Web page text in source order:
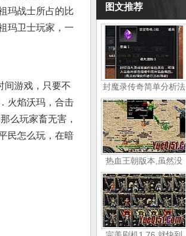
玛战士所占的比
玛卫士玩家，一
间游戏，只要不
火焰沃玛，合击
么玩家畜无害，
民怎么玩，在暗
图文推荐
封魔录传奇简单分析法
热血王朝版本,虽然没